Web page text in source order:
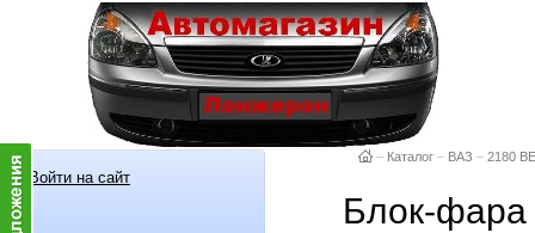
Войти на сайт
– Каталог – ВАЗ – 2180
Блок-фара